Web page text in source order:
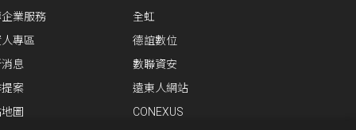
業服務
專區
息
案
圖
全虹
德誼數位
數聯資安
遠東人網站
CONEXUS